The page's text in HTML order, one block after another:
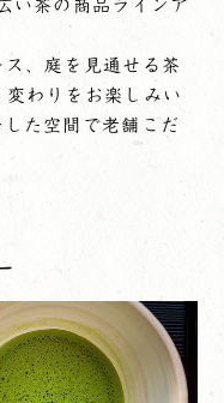
い茶の商品ラインア
、庭を見通せる茶
わりをお楽しみい
た空間で老舗こだ